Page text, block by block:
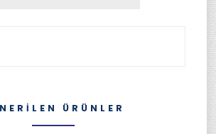
ÜRÜNLER